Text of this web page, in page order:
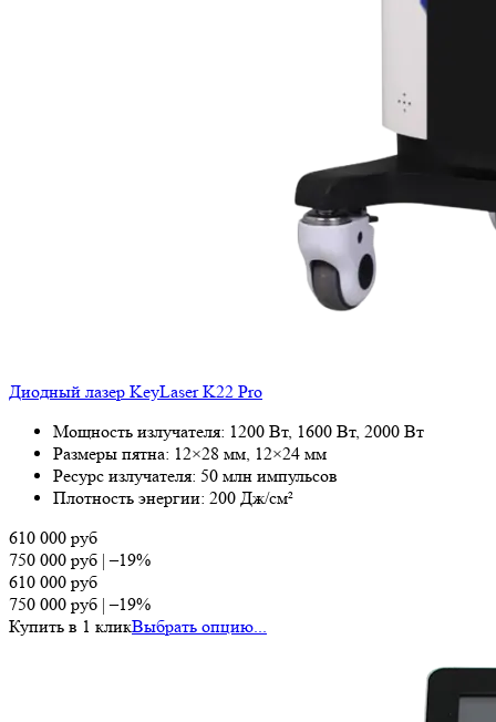
Диодный лазер KeyLaser K22 Pro
Мощность излучателя: 1200 Вт, 1600 Вт, 2000 Вт
Размеры пятна: 12×28 мм, 12×24 мм
Ресурс излучателя: 50 млн импульсов
Плотность энергии: 200 Дж/см²
610 000 руб
750 000 руб |–19%
610 000 руб
750 000 руб |–19%
Купить в 1 кликВыбрать опцию...